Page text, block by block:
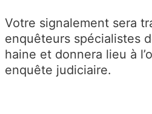
Votre signalement sera
enquêteurs spécialistes
haine et donnera lieu à
enquête judiciaire.